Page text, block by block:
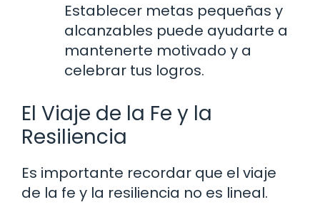
Establecer metas pequeñas y
alcanzables puede ayudarte a
mantenerte motivado y a
celebrar tus logros.
El Viaje de la Fe y la
Resiliencia
Es importante recordar que el viaje
de la fe y la resiliencia no es lineal.